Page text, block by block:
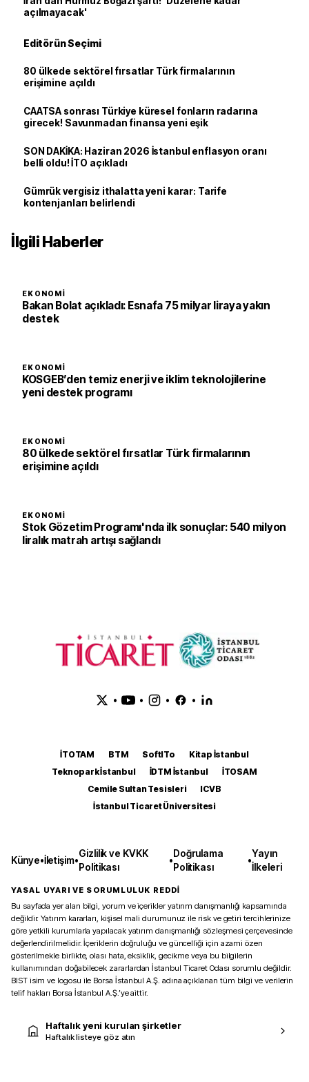
açılmayacak'
Editörün Seçimi
80 ülkede sektörel fırsatlar Türk firmalarının
erişimine açıldı
CAATSA sonrası Türkiye küresel fonların radarına
girecek! Savunmadan finansa yeni eşik
SON DAKİKA: Haziran 2026 İstanbul enflasyon oranı
belli oldu! İTO açıkladı
Gümrük vergisiz ithalatta yeni karar: Tarife
kontenjanları belirlendi
İlgili Haberler
EKONOMI
Bakan Bolat açıkladı: Esnafa 75 milyar liraya yakın
destek
EKONOMI
KOSGEB’den temiz enerji ve iklim teknolojilerine
yeni destek programı
EKONOMI
80 ülkede sektörel fırsatlar Türk firmalarının
erişimine açıldı
EKONOMI
Stok Gözetim Programı'nda ilk sonuçlar: 540 milyon
liralık matrah artışı sağlandı
• • • •
İTOTAM BTM SoftITo
Kitap İstanbul
Teknopark İstanbul
İDTM İstanbul
İTOSAM
Cemile Sultan Tesisleri
ICVB
İstanbul Ticaret Üniversitesi
Künye•İletişim•
Gizlilik ve KVKK
Politikası
•
Doğrulama
Politikası
•
Yayın
İlkeleri
YASAL UYARI VE SORUMLULUK REDDİ
Bu sayfada yer alan bilgi, yorum ve içerikler yatırım danışmanlığı kapsamında
değildir. Yatırım kararları, kişisel mali durumunuz ile risk ve getiri tercihlerinize
göre yetkili kurumlarla yapılacak yatırım danışmanlığı sözleşmesi çerçevesinde
değerlendirilmelidir. İçeriklerin doğruluğu ve güncelliği için azami özen
gösterilmekle birlikte, olası hata, eksiklik, gecikme veya bu bilgilerin
kullanımından doğabilecek zararlardan İstanbul Ticaret Odası sorumlu değildir.
BIST isim ve logosu ile Borsa İstanbul A.Ş. adına açıklanan tüm bilgi ve verilerin
telif hakları Borsa İstanbul A.Ş.’ye aittir.
Haftalık yeni kurulan şirketler
Haftalık listeye göz atın